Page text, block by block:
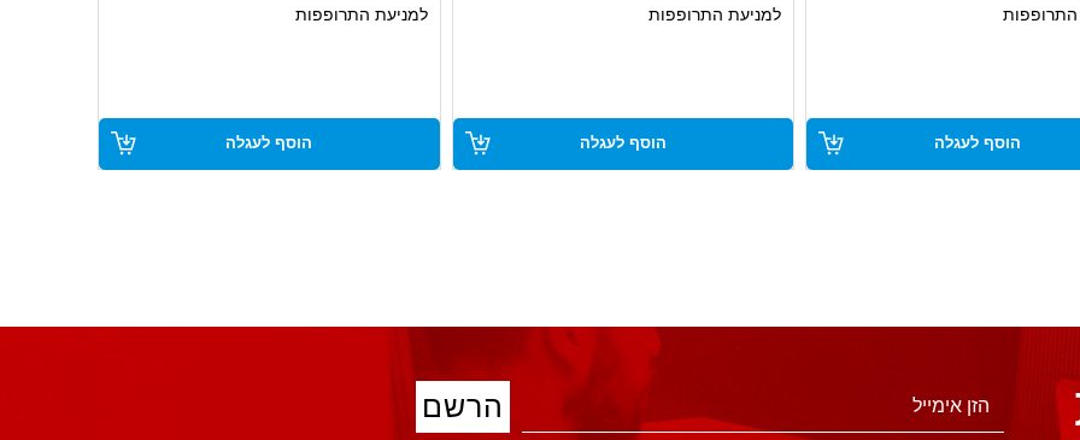
אבטחה עצמית עם ליבת ניילון
התרופפותהוסף לעגלה
למניעת התרופפות
● מערכת אבטחה עצמית עם ליבת ניילון
למניעת התרופפותהוסף לעגלה
למניעת התרופפות
● מערכת אבטחה עצמית עם ליבת ניילון
למניעת התרופפותהוסף לעגלה